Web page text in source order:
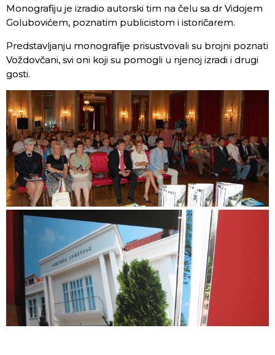
Monografiju je izradio autorski tim na čelu sa dr Vidojem
Golubovićem, poznatim publicistom i istoričarem.
Predstavljanju monografije prisustvovali su brojni poznati
Voždovčani, svi oni koji su pomogli u njenoj izradi i drugi
gosti.